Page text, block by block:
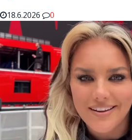
18.6.2026
0